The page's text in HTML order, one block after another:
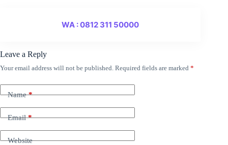
WA : 0812 311 50000
Leave a Reply
Your email address will not be published. Required fields are marked *
Name*
Email*
Website